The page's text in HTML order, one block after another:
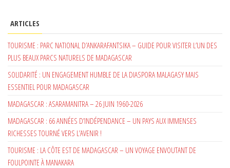
ARTICLES
TOURISME : PARC NATIONAL D’ANKARAFANTSIKA – GUIDE POUR VISITER L’UN DES
PLUS BEAUX PARCS NATURELS DE MADAGASCAR
SOLIDARITÉ : UN ENGAGEMENT HUMBLE DE LA DIASPORA MALAGASY MAIS
ESSENTIEL POUR MADAGASCAR
MADAGASCAR : ASARAMANITRA – 26 JUIN 1960-2026
MADAGASCAR : 66 ANNÉES D’INDÉPENDANCE – UN PAYS AUX IMMENSES
RICHESSES TOURNÉ VERS L’AVENIR !
TOURISME : LA CÔTE EST DE MADAGASCAR – UN VOYAGE ENVOUTANT DE
FOULPOINTE À MANAKARA